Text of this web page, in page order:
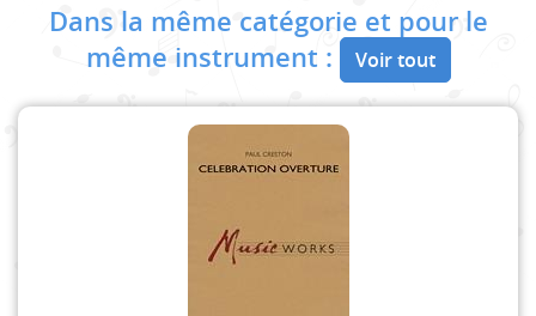
Dans la même catégorie et pour le
même instrument :
Voir tout